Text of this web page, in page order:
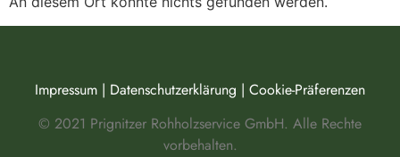
Impressum | Datenschutzerklärung | Cookie-Präferenzen
© 2021 Prignitzer Rohholzservice GmbH. Alle Rechte
vorbehalten.